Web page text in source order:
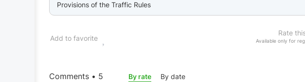
Provisions of the Traffic Rules
Rate
Available only for
Add to favorite
Comments • 5 By rate By date